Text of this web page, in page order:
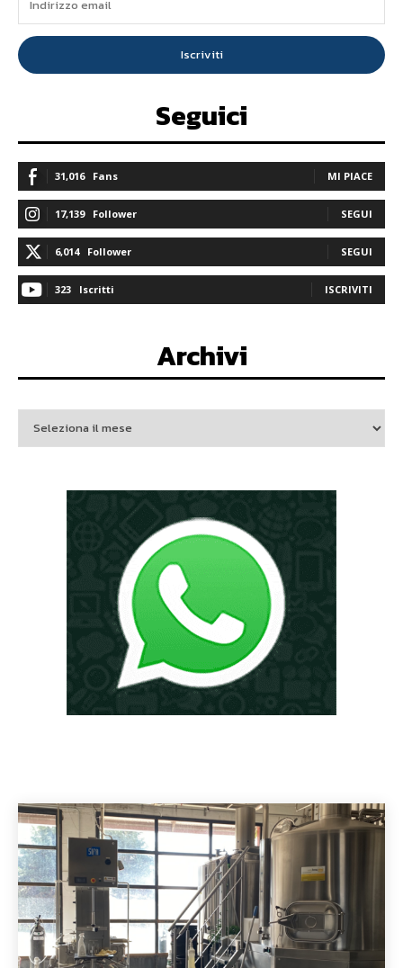
Iscriviti
Seguici
31,016 Fans MI PIACE
17,139 Follower SEGUI
6,014 Follower SEGUI
323 Iscritti ISCRIVITI
Archivi